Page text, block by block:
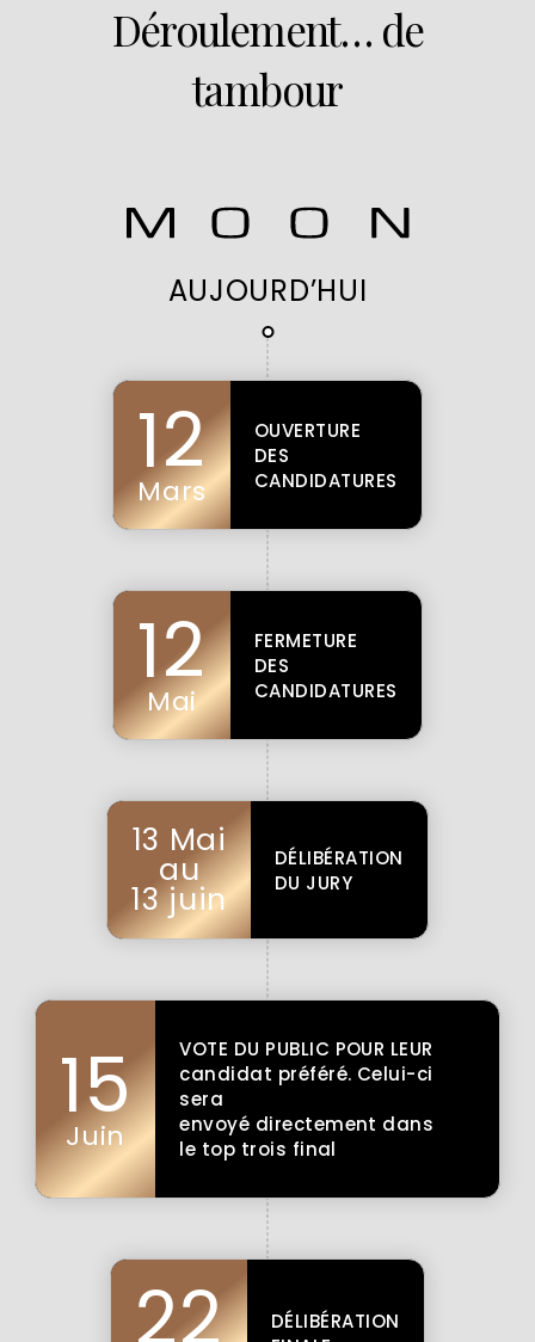
Déroulement… de
tambour
AUJOURD’HUI
12
Mars
OUVERTURE
DES
CANDIDATURES
12
Mai
FERMETURE
DES
CANDIDATURES
13 Mai
au
13 juin
DÉLIBÉRATION
DU JURY
15
Juin
VOTE DU PUBLIC POUR LEUR
candidat préféré. Celui-ci
sera
envoyé directement dans
le top trois final
22
DÉLIBÉRATION